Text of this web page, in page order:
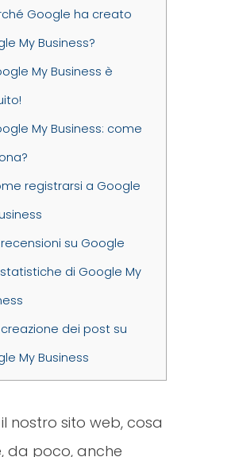
Google ha creato
My Business?
My Business è
My Business: come
registrarsi a Google
su Google
di Google My
creazione dei post su
My Business
nostro sito web, cosa
da poco, anche